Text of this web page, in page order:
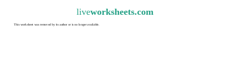
liveworksheets.com